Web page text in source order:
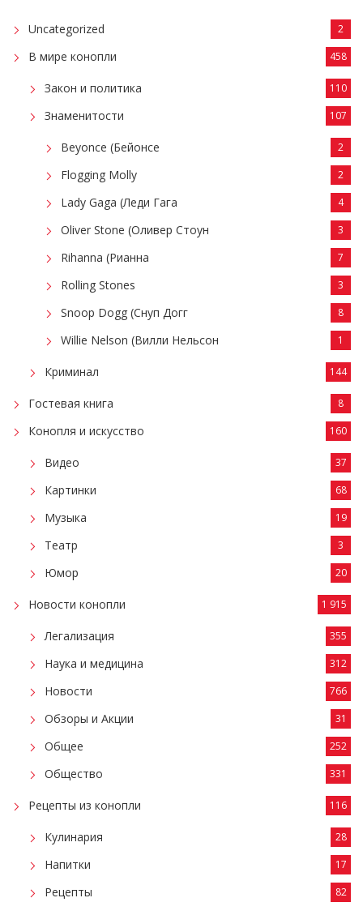
Uncategorized 2
В мире конопли 458
Закон и политика 110
Знаменитости 107
Beyonce (Бейонсе 2
Flogging Molly 2
Lady Gaga (Леди Гага 4
Oliver Stone (Оливер Стоун 3
Rihanna (Рианна 7
Rolling Stones 3
Snoop Dogg (Снуп Догг 8
Willie Nelson (Вилли Нельсон 1
Криминал 144
Гостевая книга 8
Конопля и искусство 160
Видео 37
Картинки 68
Музыка 19
Театр 3
Юмор 20
Новости конопли 1 915
Легализация 355
Наука и медицина 312
Новости 766
Обзоры и Акции 31
Общее 252
Общество 331
Рецепты из конопли 116
Кулинария 28
Напитки 17
Рецепты 82